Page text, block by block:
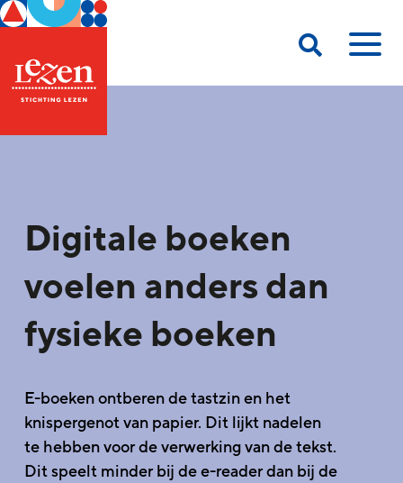
Digitale boeken
voelen anders dan
fysieke boeken
E-boeken ontberen de tastzin en het
knispergenot van papier. Dit lijkt nadelen
te hebben voor de verwerking van de tekst.
Dit speelt minder bij de e-reader dan bij de